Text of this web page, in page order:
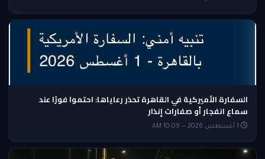
السفارة الأميركية في القاهرة تحذر رعاياها: احتموا فورًا عند
سماع انفجار أو صفارات إنذار